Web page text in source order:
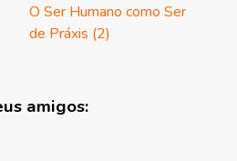
O Ser Humano como Ser
de Práxis (2)
amigos: